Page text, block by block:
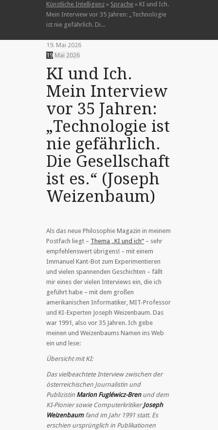
Künstliche Intelligenz » Sprache » KI und Ich.
Mein Interview vor 35 Jahren: „Technologie
ist nie gefährlich. Di...
19. Mai 2026
19 Mai 2026
KI und Ich.
Mein Interview
vor 35 Jahren:
„Technologie ist
nie gefährlich.
Die Gesellschaft
ist es.“ (Joseph
Weizenbaum)
Als das neue Philosophie Magazin in meinem
Postfach liegt – Thema „KI und ich“ – sehr
empfehlenswert übrigens! – mit einem
Immanuel Kant-Bot zum Experimentieren
und vielen spannenden Geschichten – fällt
mir eines der vielen Interviews ein, die ich
geführt habe – mit dem großen
amerikanischen Informatiker, MIT-Professor
und KI-Experten Joseph Weizenbaum. Das
war 1991, also vor 35 Jahren. Ich gebe
meinen und Weizenbaums Namen ins Web
ein und lese:
Übersicht mit KI:
Das vielbeachtete Interview zwischen der
österreichischen Journalistin und
Publizistin Marion Fugléwicz-Brenund dem
KI-Pionier sowie ComputerkritikerJoseph
Weizenbaumfand im Jahr 1991 statt. Es
erschien ursprünglich in Publikationen